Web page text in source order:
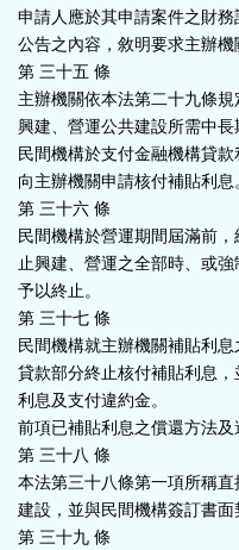
申請人應於其申請案件之財
公告之內容，敘明要求主辦
第 三十五 條
主辦機關依本法第二十九條
興建、營運公共建設所需中
民間機構於支付金融機構貸
向主辦機關申請核付補貼利息
第 三十六 條
民間機構於營運期間屆滿前
止興建、營運之全部時、或
予以終止。
第 三十七 條
民間機構就主辦機關補貼利
貸款部分終止核付補貼利息
利息及支付違約金。
前項已補貼利息之償還方法及
第 三十八 條
本法第三十八條第一項所稱
建設，並與民間機構簽訂書面
第 三十九 條